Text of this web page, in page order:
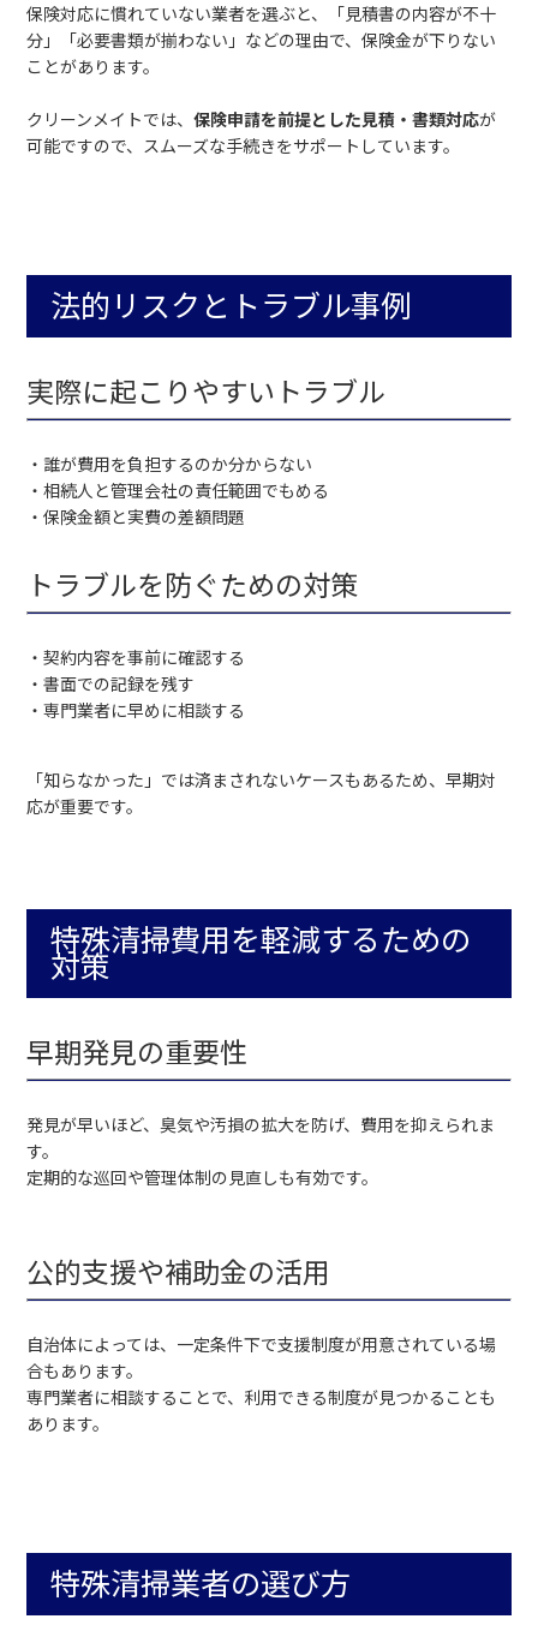
保険対応に慣れていない業者を選ぶと、「見積書の内容が不十
分」「必要書類が揃わない」などの理由で、保険金が下りない
ことがあります。
クリーンメイトでは、保険申請を前提とした見積・書類対応が
可能ですので、スムーズな手続きをサポートしています。
法的リスクとトラブル事例
実際に起こりやすいトラブル
・誰が費用を負担するのか分からない
・相続人と管理会社の責任範囲でもめる
・保険金額と実費の差額問題
トラブルを防ぐための対策
・契約内容を事前に確認する
・書面での記録を残す
・専門業者に早めに相談する
「知らなかった」では済まされないケースもあるため、早期対
応が重要です。
特殊清掃費用を軽減するための
対策
早期発見の重要性
発見が早いほど、臭気や汚損の拡大を防げ、費用を抑えられま
す。
定期的な巡回や管理体制の見直しも有効です。
公的支援や補助金の活用
自治体によっては、一定条件下で支援制度が用意されている場
合もあります。
専門業者に相談することで、利用できる制度が見つかることも
あります。
特殊清掃業者の選び方